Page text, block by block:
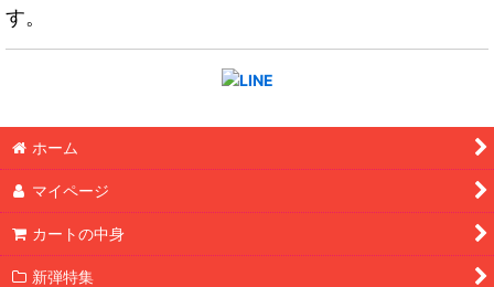
す。
ホーム
マイページ
カートの中身
新弾特集